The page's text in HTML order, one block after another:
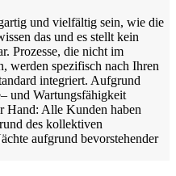
und vielfältig sein, wie die
das und es stellt kein
Prozesse, die nicht im
werden spezifisch nach Ihren
integriert. Aufgrund
und Wartungsfähigkeit
Hand: Alle Kunden haben
des kollektiven
aufgrund bevorstehender